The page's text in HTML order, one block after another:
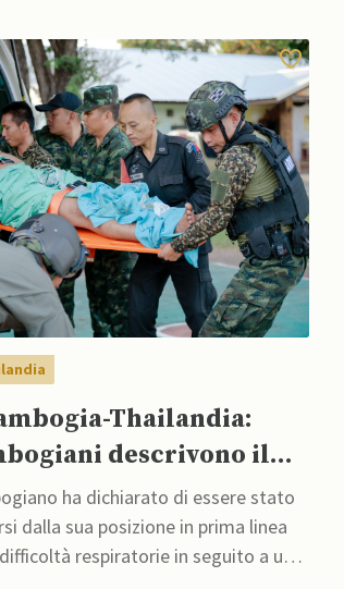
Thailandia:
descrivono il
ha dichiarato di essere stato
dalla sua posizione in prima linea
respiratorie in seguito a una